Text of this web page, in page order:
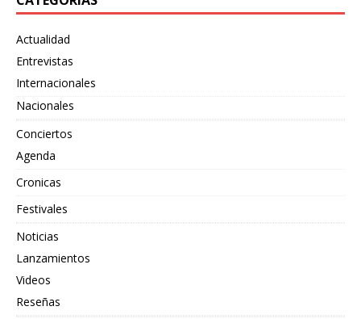
Actualidad
Entrevistas
Internacionales
Nacionales
Conciertos
Agenda
Cronicas
Festivales
Noticias
Lanzamientos
Videos
Reseñas